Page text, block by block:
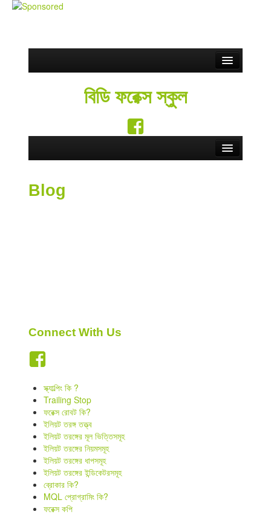
English
বিডি ফরেক্স স্কুল
Forex School
Open a live account
Blog
Connect With Us
স্ক্যাল্পিং কি ?
Trailing Stop
ফরেক্স রোবট কি?
ইলিয়ট তরঙ্গ তত্ত্ব
ইলিয়ট তরঙ্গের মূল ভিত্তিসমূহ
ইলিয়ট তরঙ্গের নিয়মসমূহ
ইলিয়ট তরঙ্গের ধাপসমূহ
ইলিয়ট তরঙ্গের ইন্ডিকেটরসমূহ
ব্রোকার কি?
MQL প্রোগ্রামিং কি?
ফরেক্স কপি